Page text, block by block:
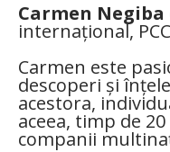
Carmen Negiba
internațional,
Carmen este
descoperi și
acestora,
aceea, timp de
companii